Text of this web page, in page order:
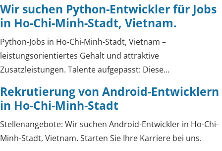
Wir suchen Python-Entwickler für Jobs
in Ho-Chi-Minh-Stadt, Vietnam.
Python-Jobs in Ho-Chi-Minh-Stadt, Vietnam –
leistungsorientiertes Gehalt und attraktive
Zusatzleistungen. Talente aufgepasst: Diese...
Rekrutierung von Android-Entwicklern
in Ho-Chi-Minh-Stadt
Stellenangebote: Wir suchen Android-Entwickler in Ho-Chi-
Minh-Stadt, Vietnam. Starten Sie Ihre Karriere bei uns.